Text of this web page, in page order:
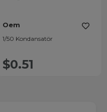
Oem
1/50 Kondansatör
$0.51